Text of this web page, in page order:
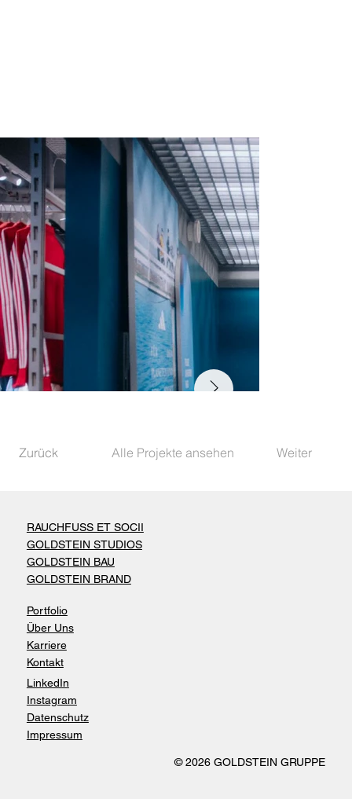
Zurück Alle Projekte ansehen Weiter
RAUCHFUSS ET SOCII
GOLDSTEIN STUDIOS
GOLDSTEIN BAU
GOLDSTEIN BRAND
Portfolio
Über Uns
Karriere
Kontakt
LinkedIn
Instagram
Datenschutz
Impressum
© 2026 GOLDSTEIN GRUPPE